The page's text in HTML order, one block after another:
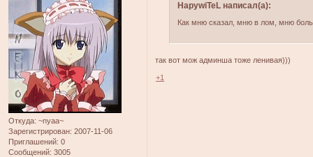
Откуда: ~nyaa~
Зарегистрирован: 2007-11-06
Приглашений: 0
Сообщений: 3005
HapywiTeL написал(а):
Как мню сказал, мню в лом, мню
так вот мож админша тоже ленивая)))
+1